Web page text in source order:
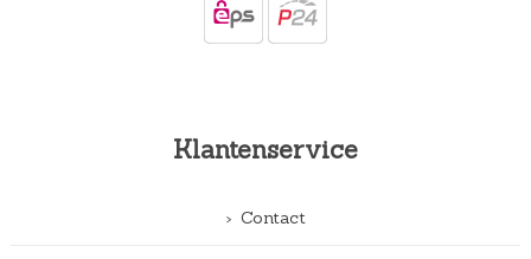
Klantenservice
Contact